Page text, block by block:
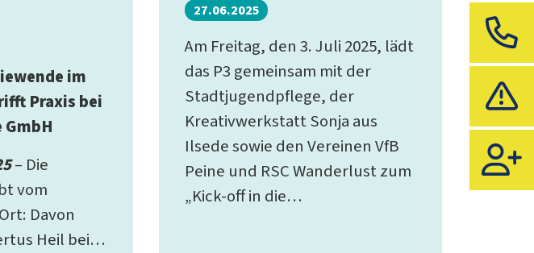
im
Praxis bei
– Die
vom
Davon
Heil bei…
27.06.2025
Am Freitag, den 3. Juli 2025, lädt
das P3 gemeinsam mit der
Stadtjugendpflege, der
Kreativwerkstatt Sonja aus
Ilsede sowie den Vereinen VfB
Peine und RSC Wanderlust zum
„Kick-off in die…